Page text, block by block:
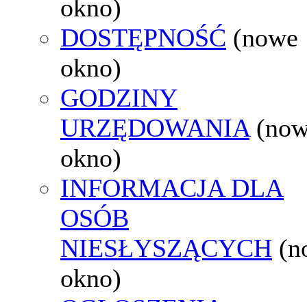
okno)
DOSTĘPNOŚĆ (nowe
okno)
GODZINY
URZĘDOWANIA
okno)
INFORMACJA DLA
OSÓB
NIESŁYSZĄCYCH
okno)